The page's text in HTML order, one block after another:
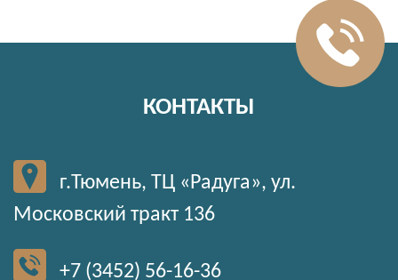
КОНТАКТЫ
г.Тюмень, ТЦ «Радуга», ул.
Московский тракт 136
+7 (3452) 56-16-36